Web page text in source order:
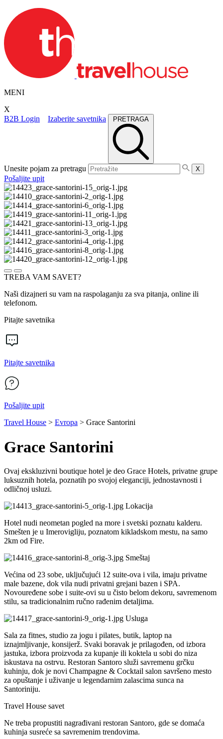
MENI
X
B2B Login
Izaberite savetnika PRETRAGA
Unesite pojam za pretragu X
Pošaljite upit
TREBA VAM SAVET?
Naši dizajneri su vam na raspolaganju za sva pitanja, online ili
telefonom.
Pitajte savetnika
Pitajte savetnika
Pošaljite upit
Travel House > Evropa > Grace Santorini
Grace Santorini
Ovaj ekskluzivni boutique hotel je deo Grace Hotels, privatne grupe
luksuznih hotela, poznatih po svojoj eleganciji, jednostavnosti i
odličnoj usluzi.
Lokacija
Hotel nudi neometan pogled na more i svetski poznatu kalderu.
Smešten je u Imerovigliju, poznatom kikladskom mestu, na samo
2km od Fire.
Smeštaj
Većina od 23 sobe, uključujući 12 suite-ova i vila, imaju privatne
male bazene, dok vila nudi privatni grejani bazen i SPA.
Novouređene sobe i suite-ovi su u čisto belom dekoru, savremenom
stilu, sa tradicionalnim ručno rađenim detaljima.
Usluga
Sala za fitnes, studio za jogu i pilates, butik, laptop na
iznajmljivanje, konsijerž. Svaki boravak je prilagođen, od izbora
jastuka, izbora proizvoda za kupanje ili koktela u sobi do niza
iskustava na ostrvu. Restoran Santoro služi savremenu grčku
kuhinju, dok je novi Champagne & Cocktail salon savršeno mesto
za opuštanje i uživanje u legendarnim zalascima sunca na
Santoriniju.
Travel House savet
Ne treba propustiti nagrađivani restoran Santoro, gde se domaća
kuhinja susreće sa savremenim trendovima.